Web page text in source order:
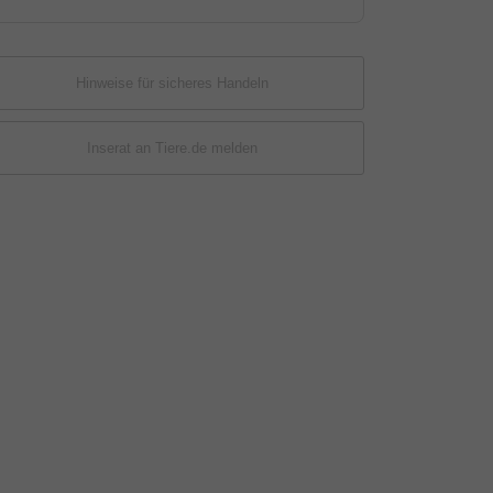
Hinweise für sicheres Handeln
Inserat an Tiere.de melden